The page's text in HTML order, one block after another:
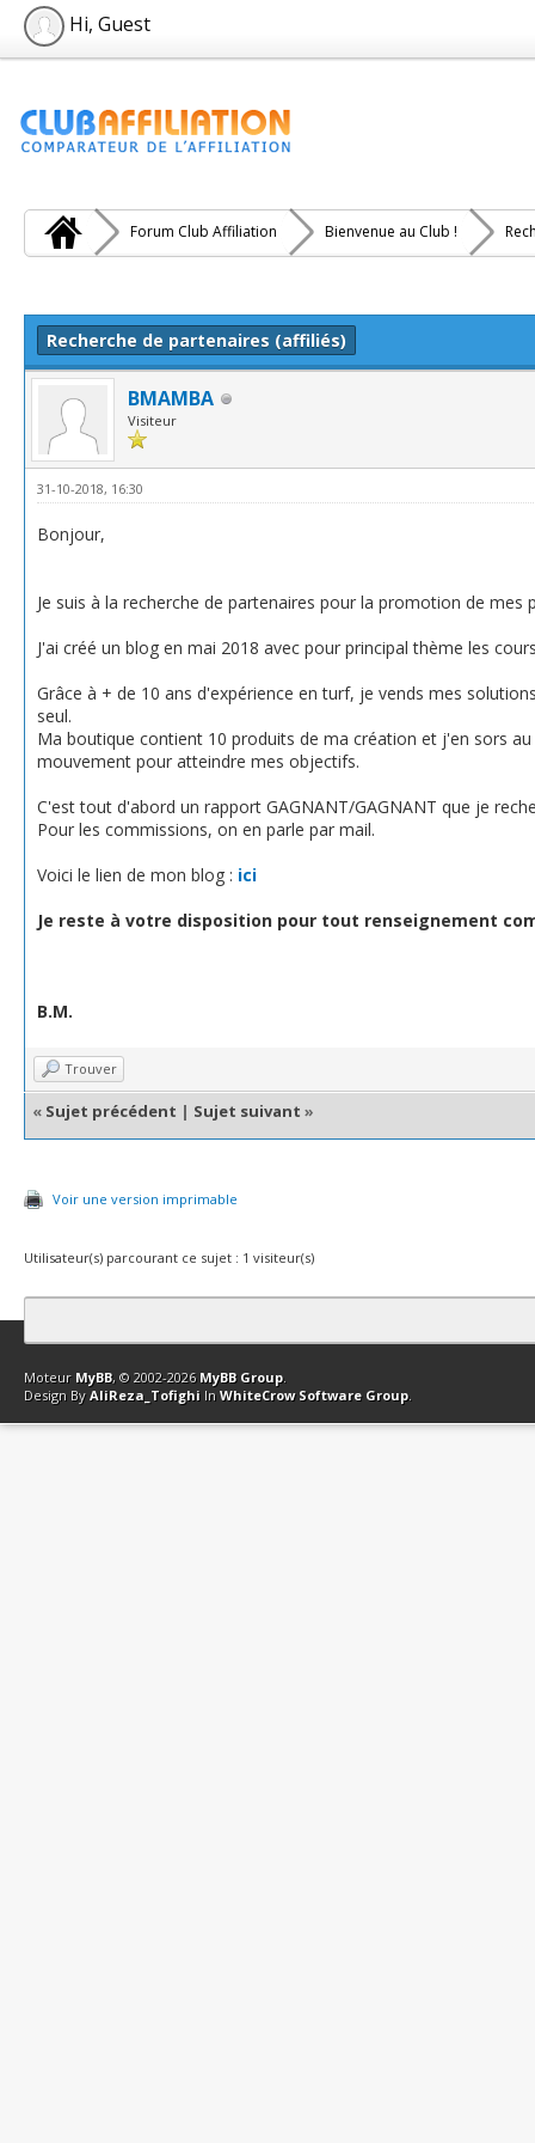
Hi, Guest
Forum Club Affiliation Bienvenue au Club !
Recherche de partenaires (affiliés)
BMAMBA
Visiteur
31-10-2018, 16:30
Bonjour,
Je suis à la recherche de partenaires pour la promotion de mes
J'ai créé un blog en mai 2018 avec pour principal thème les
Grâce à + de 10 ans d'expérience en turf, je vends mes
seul.
Ma boutique contient 10 produits de ma création et j'en sors
mouvement pour atteindre mes objectifs.
C'est tout d'abord un rapport GAGNANT/GAGNANT que je
Pour les commissions, on en parle par mail.
Voici le lien de mon blog : ici
Je reste à votre disposition pour tout renseignement
B.M.
Trouver
« Sujet précédent | Sujet suivant »
Voir une version imprimable
Utilisateur(s) parcourant ce sujet : 1 visiteur(s)
Contact Club Affiliation Retourner en haut Version bas-débit
Moteur MyBB, © 2002-2026 MyBB Group.
Design By AliReza_Tofighi In WhiteCrow Software Group.